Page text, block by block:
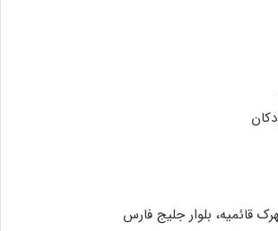
قائمیه، بلوار جلیج فارس